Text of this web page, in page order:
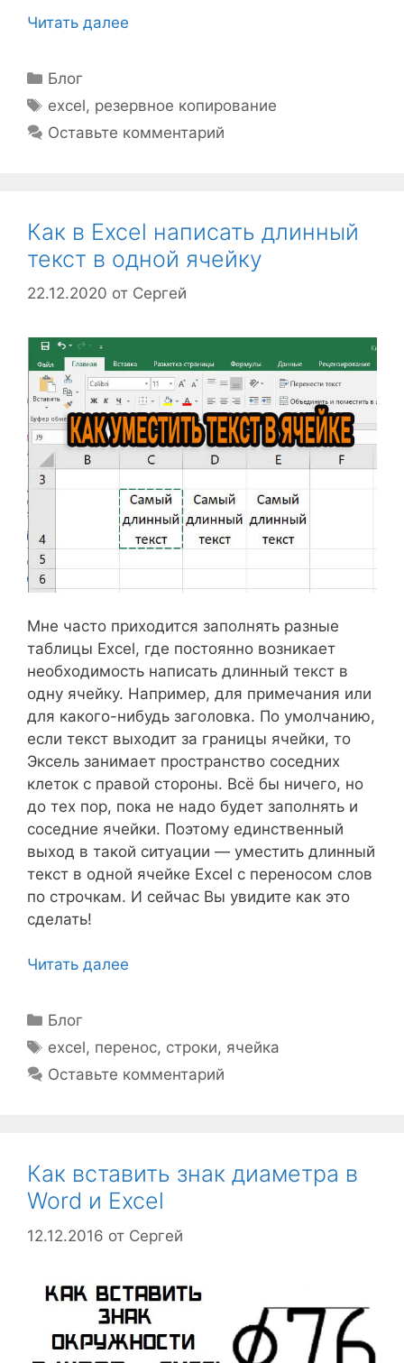
Читать далее
Рубрики
Блог
Метки
excel, резервное копирование
Оставьте комментарий
Как в Excel написать длинный
текст в одной ячейку
22.12.2020 от Сергей
Мне часто приходится заполнять разные
таблицы Excel, где постоянно возникает
необходимость написать длинный текст в
одну ячейку. Например, для примечания или
для какого-нибудь заголовка. По умолчанию,
если текст выходит за границы ячейки, то
Эксель занимает пространство соседних
клеток с правой стороны. Всё бы ничего, но
до тех пор, пока не надо будет заполнять и
соседние ячейки. Поэтому единственный
выход в такой ситуации — уместить длинный
текст в одной ячейке Excel с переносом слов
по строчкам. И сейчас Вы увидите как это
сделать!
Читать далее
Рубрики
Блог
Метки
excel, перенос, строки, ячейка
Оставьте комментарий
Как вставить знак диаметра в
Word и Excel
12.12.2016 от Сергей